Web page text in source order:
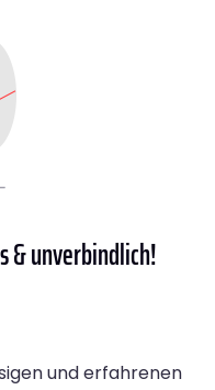
& unverbindlich!
und erfahrenen